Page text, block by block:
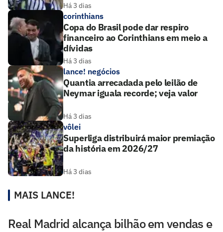
Há 3 dias
corinthians
Copa do Brasil pode dar respiro
financeiro ao Corinthians em meio a
dívidas
Há 3 dias
lance! negócios
Quantia arrecadada pelo leilão de
Neymar iguala recorde; veja valor
Há 3 dias
vôlei
Superliga distribuirá maior premiação
da história em 2026/27
Há 3 dias
MAIS LANCE!
Real Madrid alcança bilhão em vendas e